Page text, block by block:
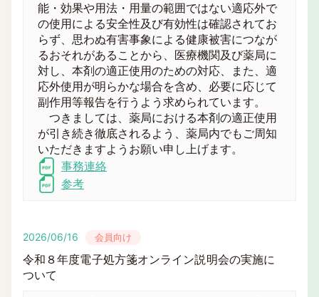
能・効果や用法・用量の範囲ではない適応外で
の使用による安全性及び有効性は確認されてお
らず、思わぬ有害事象による健康被害につなが
るおそれがあることから、医療機関及び薬局に
対し、本剤の適正使用のための対応、また、適
応外使用が明らかな場合を含め、必要に応じて
副作用等報告を行うよう求められています。
つきましては、薬局における本剤の適正使用
が引き続き徹底されるよう、薬局内でもご周知
いただきますようお願い申し上げます。
事務連絡
参考
2026/06/16 会員向け
令和８年度電子処方箋オンライン説明会の実施に
ついて